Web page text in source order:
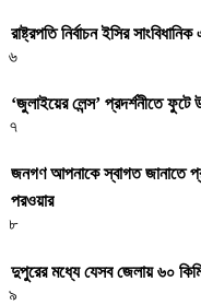
রাষ্ট্রপতি নির্বাচন ইসির
৬
‘জুলাইয়ের লেন্স’ প্রদর্শনীতে
৭
জনগণ আপনাকে স্বাগত জানাতে
পরওয়ার
৮
দুপুরের মধ্যে যেসব জেলায় ৬০
৯